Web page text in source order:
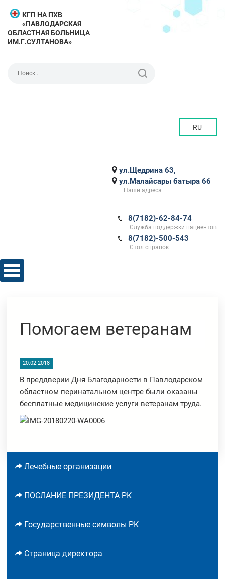
КГП НА ПХВ
«ПАВЛОДАРСКАЯ
ОБЛАСТНАЯ БОЛЬНИЦА
ИМ.Г.СУЛТАНОВА»
RU
ул.Щедрина 63,
ул.Малайсары батыра 66
Наши адреса
8(7182)-62-84-74
Служба поддержки пациентов
8(7182)-500-543
Стол справок
Помогаем ветеранам
20.02.2018
В преддверии Дня Благодарности в Павлодарском
областном перинатальном центре были оказаны
бесплатные медицинские услуги ветеранам труда.
Лечебные организации
ПОСЛАНИЕ ПРЕЗИДЕНТА РК
Государственные символы РК
Страница директора